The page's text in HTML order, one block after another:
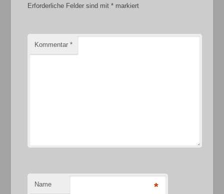
Erforderliche Felder sind mit* markiert
Kommentar*
Name *